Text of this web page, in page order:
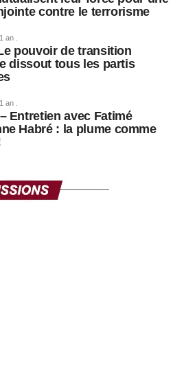
contre le terrorisme
1 an .
pouvoir de transition
dissout tous les partis
1 an .
Entretien avec Fatimé
Habré : la plume comme